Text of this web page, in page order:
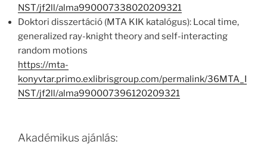
NST/jf2ll/alma990007338020209321
Doktori disszertáció (MTA KIK katalógus): Local time,
generalized ray-knight theory and self-interacting
random motions
https://mta-
konyvtar.primo.exlibrisgroup.com/permalink/36MTA_I
NST/jf2ll/alma990007396120209321
Akadémikus ajánlás: